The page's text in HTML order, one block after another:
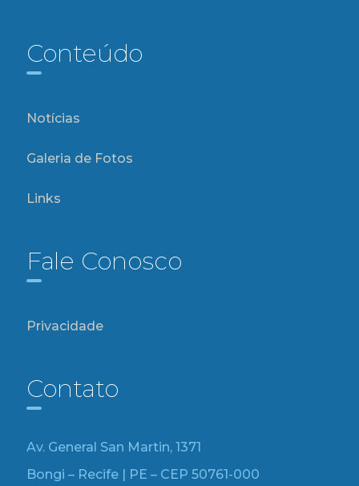
Conteúdo
Notícias
Galeria de Fotos
Links
Fale Conosco
Privacidade
Contato
Av. General San Martin, 1371
Bongi – Recife | PE – CEP 50761-000